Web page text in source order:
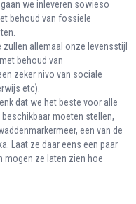
we inleveren sowieso
behoud van fossiele
allemaal onze levensstijl
behoud van
zeker nivo van sociale
etc).
dat we het beste voor alle
moeten stellen,
een van de
Laat ze daar eens een paar
mogen ze laten zien hoe